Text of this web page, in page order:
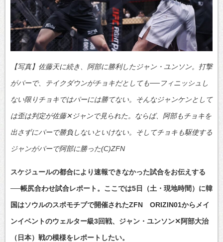
【写真】佐藤天に続き、阿部に勝利したジャン・ユンソン。打撃
がパーで、テイクダウンがチョキだとしても──フィニッシュし
ない限りチョキではパーには勝てない。そんなジャンケンとして
は歪は判定が佐藤✕ジャンで見られた。ならば、阿部もチョキを
出さずにパーで勝負しないといけない。そしてチョキも駆使する
ジャンがパーで阿部に勝った(C)ZFN
スケジュールの都合により速報できなかった試合をお伝えする
──帳尻合わせ試合レポート。ここでは5日（土・現地時間）に韓
国はソウルのスポモチブで開催されたZFN ORIZIN01からメイ
ンイベントのウェルター級3回戦、ジャン・ユンソン✕阿部大治
（日本）戦の模様をレポートしたい。